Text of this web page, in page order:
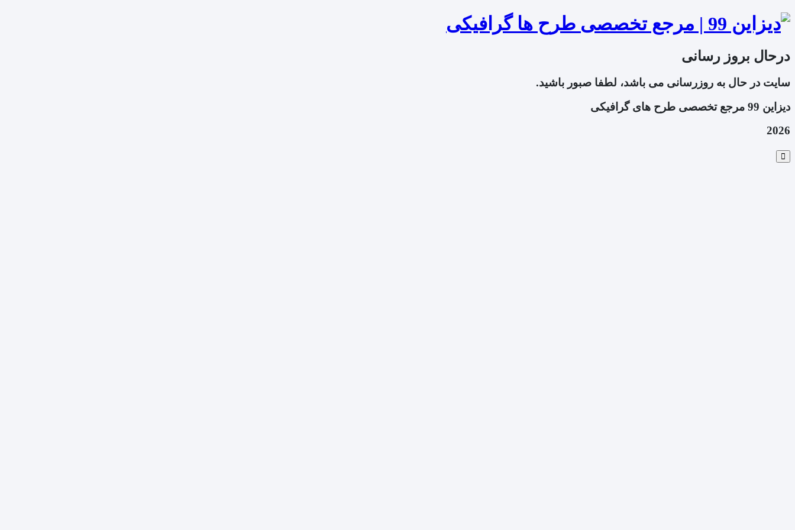
درحال بروز رسانی
سایت در حال به روزرسانی می باشد، لطفا صبور باشید.
دیزاین 99 مرجع تخصصی طرح های گرافیکی
2026